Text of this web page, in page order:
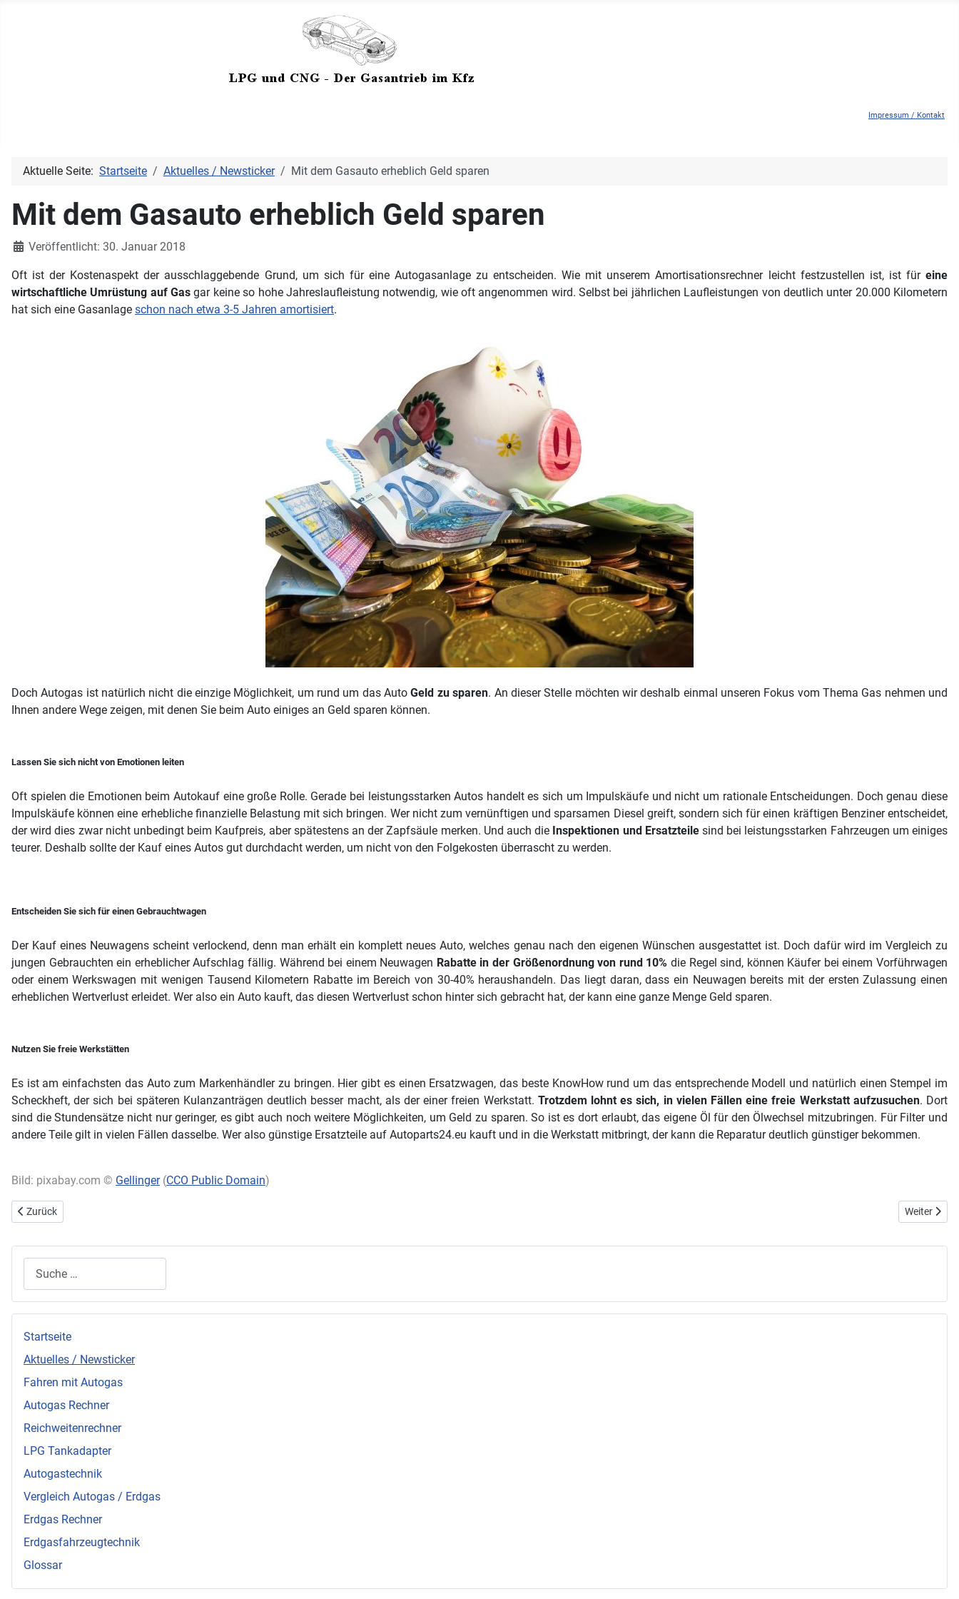
Impressum / Kontakt
Aktuelle Seite: Startseite Aktuelles / Newsticker Mit dem Gasauto erheblich Geld sparen
Mit dem Gasauto erheblich Geld sparen
DetailsVeröffentlicht: 30. Januar 2018
Oft ist der Kostenaspekt der ausschlaggebende Grund, um sich für eine Autogasanlage zu entscheiden. Wie mit unserem Amortisationsrechner leicht festzustellen ist, ist für eine
wirtschaftliche Umrüstung auf Gas gar keine so hohe Jahreslaufleistung notwendig, wie oft angenommen wird. Selbst bei jährlichen Laufleistungen von deutlich unter 20.000 Kilometern
hat sich eine Gasanlage schon nach etwa 3-5 Jahren amortisiert.
Doch Autogas ist natürlich nicht die einzige Möglichkeit, um rund um das AutoGeld zu sparen. An dieser Stelle möchten wir deshalb einmal unseren Fokus vom Thema Gas nehmen und
Ihnen andere Wege zeigen, mit denen Sie beim Auto einiges an Geld sparen können.
Lassen Sie sich nicht von Emotionen leiten
Oft spielen die Emotionen beim Autokauf eine große Rolle. Gerade bei leistungsstarken Autos handelt es sich um Impulskäufe und nicht um rationale Entscheidungen. Doch genau diese
Impulskäufe können eine erhebliche finanzielle Belastung mit sich bringen. Wer nicht zum vernünftigen und sparsamen Diesel greift, sondern sich für einen kräftigen Benziner entscheidet,
der wird dies zwar nicht unbedingt beim Kaufpreis, aber spätestens an der Zapfsäule merken. Und auch die Inspektionen und Ersatzteilesind bei leistungsstarken Fahrzeugen um einiges
teurer. Deshalb sollte der Kauf eines Autos gut durchdacht werden, um nicht von den Folgekosten überrascht zu werden.
Entscheiden Sie sich für einen Gebrauchtwagen
Der Kauf eines Neuwagens scheint verlockend, denn man erhält ein komplett neues Auto, welches genau nach den eigenen Wünschen ausgestattet ist. Doch dafür wird im Vergleich zu
jungen Gebrauchten ein erheblicher Aufschlag fällig. Während bei einem Neuwagen Rabatte in der Größenordnung von rund 10% die Regel sind, können Käufer bei einem Vorführwagen
oder einem Werkswagen mit wenigen Tausend Kilometern Rabatte im Bereich von 30-40% heraushandeln. Das liegt daran, dass ein Neuwagen bereits mit der ersten Zulassung einen
erheblichen Wertverlust erleidet. Wer also ein Auto kauft, das diesen Wertverlust schon hinter sich gebracht hat, der kann eine ganze Menge Geld sparen.
Nutzen Sie freie Werkstätten
Es ist am einfachsten das Auto zum Markenhändler zu bringen. Hier gibt es einen Ersatzwagen, das beste KnowHow rund um das entsprechende Modell und natürlich einen Stempel im
Scheckheft, der sich bei späteren Kulanzanträgen deutlich besser macht, als der einer freien Werkstatt. Trotzdem lohnt es sich, in vielen Fällen eine freie Werkstatt aufzusuchen. Dort
sind die Stundensätze nicht nur geringer, es gibt auch noch weitere Möglichkeiten, um Geld zu sparen. So ist es dort erlaubt, das eigene Öl für den Ölwechsel mitzubringen. Für Filter und
andere Teile gilt in vielen Fällen dasselbe. Wer also günstige Ersatzteile auf Autoparts24.eu kauft und in die Werkstatt mitbringt, der kann die Reparatur deutlich günstiger bekommen.
Bild: pixabay.com © Gellinger(CCO Public Domain)
Vorheriger Beitrag: Das ideale Stadtauto: Umweltschonend und kompakt
Zurück Nächster
Weiter
Startseite
Aktuelles / Newsticker
Fahren mit Autogas
Autogas Rechner
Reichweitenrechner
LPG Tankadapter
Autogastechnik
Vergleich Autogas / Erdgas
Erdgas Rechner
Erdgasfahrzeugtechnik
Glossar